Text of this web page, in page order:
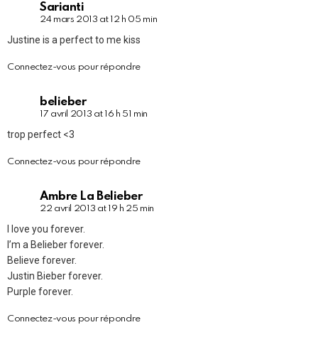
Sarianti
24 mars 2013 at 12 h 05 min
Justine is a perfect to me kiss
Connectez-vous pour répondre
belieber
17 avril 2013 at 16 h 51 min
trop perfect <3
Connectez-vous pour répondre
Ambre La Belieber
22 avril 2013 at 19 h 25 min
I love you forever.
I’m a Belieber forever.
Believe forever.
Justin Bieber forever.
Purple forever.
Connectez-vous pour répondre